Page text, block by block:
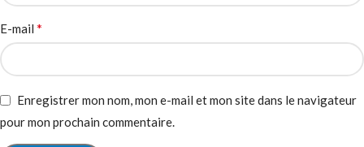
E-mail *
Enregistrer mon nom, mon e-mail et mon site dans le navigateur
pour mon prochain commentaire.